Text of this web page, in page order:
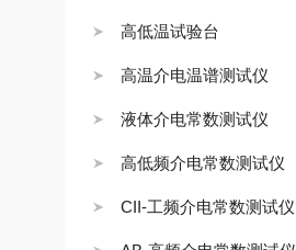
高低温试验台
高温介电温谱测试仪
液体介电常数测试仪
高低频介电常数测试仪
CII-工频介电常数测试仪